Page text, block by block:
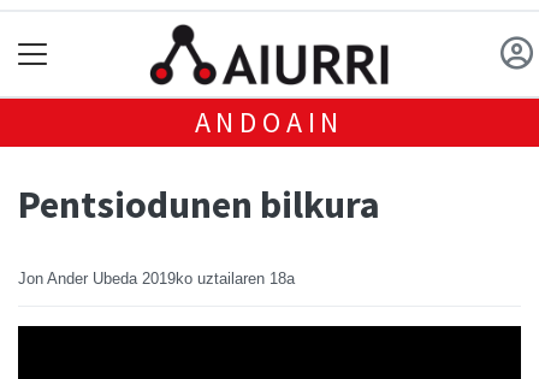
ANDOAIN
Pentsiodunen bilkura
Jon Ander Ubeda 2019ko uztailaren 18a